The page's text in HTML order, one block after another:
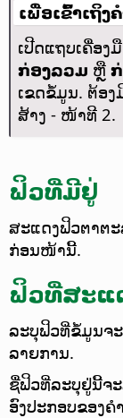
ເພື່ອເຂົ້າເຖິງ
ເປີດແຖບເຄື່ອງມື
ກ່ອງລວມ ຫຼື
ເຂດຂໍ້ມູນ. ຕ້ອ
ສ້າງ - ໜ້າທີ 2.
ຟິວທີ່ມີຢູ່
ສະແດງຟິວຕາຕ
ກ່ອນໜ້ານີ້.
ຟິວທີ່ສະແ
ລະບຸຟິວທີ່ຂໍ້ມູນຈ
ລາຍການ.
ຊື່ຟິວທີ່ລະບຸຢູ່ນີ້ຈ
ອົງປະກອບຂອງຄ